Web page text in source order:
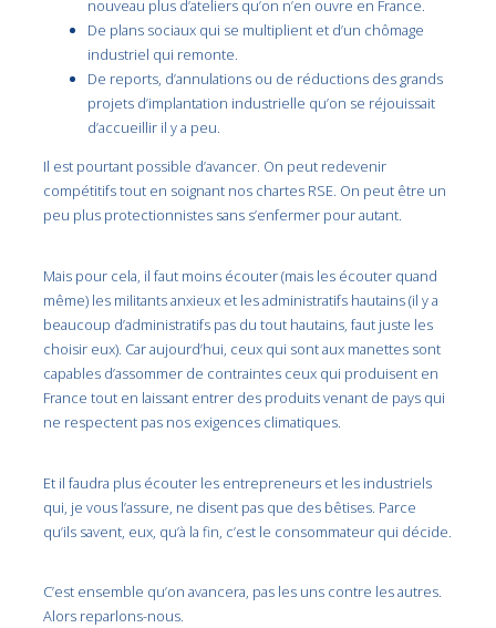
nouveau plus d’ateliers qu’on n’en ouvre en France.
De plans sociaux qui se multiplient et d’un chômage
industriel qui remonte.
De reports, d’annulations ou de réductions des grands
projets d’implantation industrielle qu’on se réjouissait
d’accueillir il y a peu.
Il est pourtant possible d’avancer. On peut redevenir
compétitifs tout en soignant nos chartes RSE. On peut être un
peu plus protectionnistes sans s’enfermer pour autant.
Mais pour cela, il faut moins écouter (mais les écouter quand
même) les militants anxieux et les administratifs hautains (il y a
beaucoup d’administratifs pas du tout hautains, faut juste les
choisir eux). Car aujourd’hui, ceux qui sont aux manettes sont
capables d’assommer de contraintes ceux qui produisent en
France tout en laissant entrer des produits venant de pays qui
ne respectent pas nos exigences climatiques.
Et il faudra plus écouter les entrepreneurs et les industriels
qui, je vous l’assure, ne disent pas que des bêtises. Parce
qu’ils savent, eux, qu’à la fin, c’est le consommateur qui décide.
C’est ensemble qu’on avancera, pas les uns contre les autres.
Alors reparlons-nous.